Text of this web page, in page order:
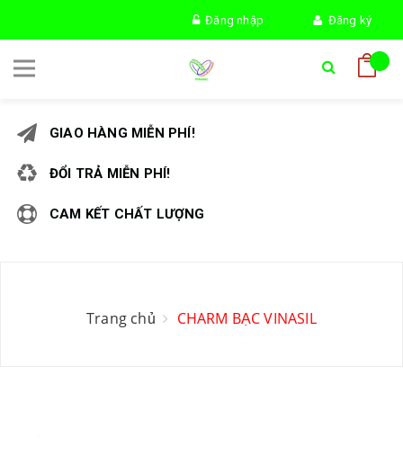
Đăng nhập Đăng ký
GIAO HÀNG MIỄN PHÍ!
ĐỔI TRẢ MIỄN PHÍ!
CAM KẾT CHẤT LƯỢNG
Trang chủ CHARM BẠC VINASIL